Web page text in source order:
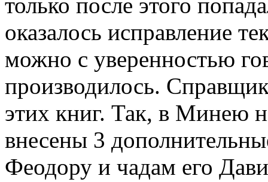
оказалось исправление
можно с уверенностью
производилось.
этих книг. Так, в Минею
внесены 3
Феодору и чадам его